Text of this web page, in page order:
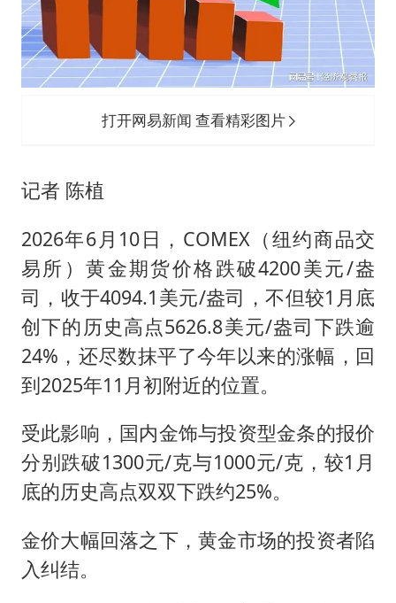
22岁女生南太行山失联已超十天
汕头市政府被约谈
陕西柞水遭遇暴雨五千余户群众转移
打开网易新闻 查看精彩图片
记者 陈植
2026年6月10日，COMEX（纽约商品交
易所）黄金期货价格跌破4200美元/盎
司，收于4094.1美元/盎司，不但较1月底
创下的历史高点5626.8美元/盎司下跌逾
24%，还尽数抹平了今年以来的涨幅，回
到2025年11月初附近的位置。
受此影响，国内金饰与投资型金条的报价
分别跌破1300元/克与1000元/克，较1月
底的历史高点双双下跌约25%。
金价大幅回落之下，黄金市场的投资者陷
入纠结。